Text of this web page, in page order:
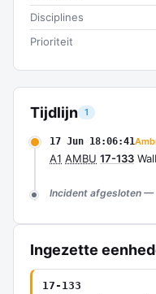
Tijdlijn 1
17 Jun 18:06:41
A1 AMBU 17-133
Incident afgesloten —
Ingezette
17-133
Disciplines
Prioriteit